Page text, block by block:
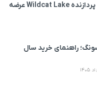
مینی‌پی‌سی جدید لنوو با پردازنده Wildcat Lake عرضه
راهنمای خرید سال